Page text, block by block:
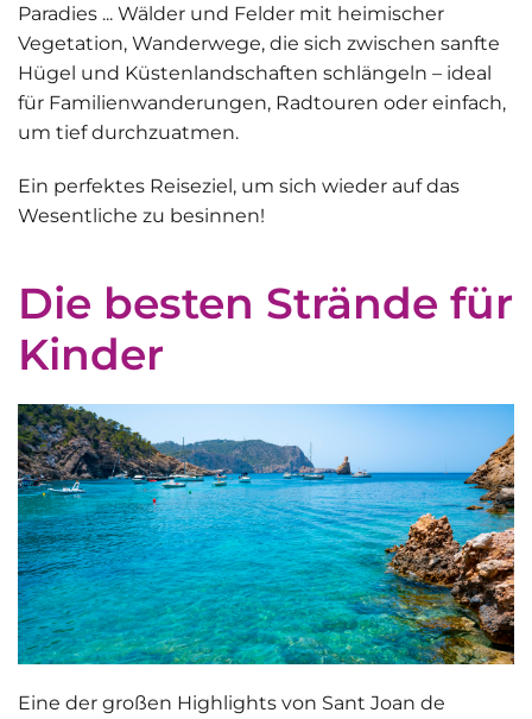
Paradies ... Wälder und Felder mit heimischer
Vegetation, Wanderwege, die sich zwischen sanfte
Hügel und Küstenlandschaften schlängeln – ideal
für Familienwanderungen, Radtouren oder einfach,
um tief durchzuatmen.
Ein perfektes Reiseziel, um sich wieder auf das
Wesentliche zu besinnen!
Die besten Strände für
Kinder
Eine der großen Highlights von Sant Joan de